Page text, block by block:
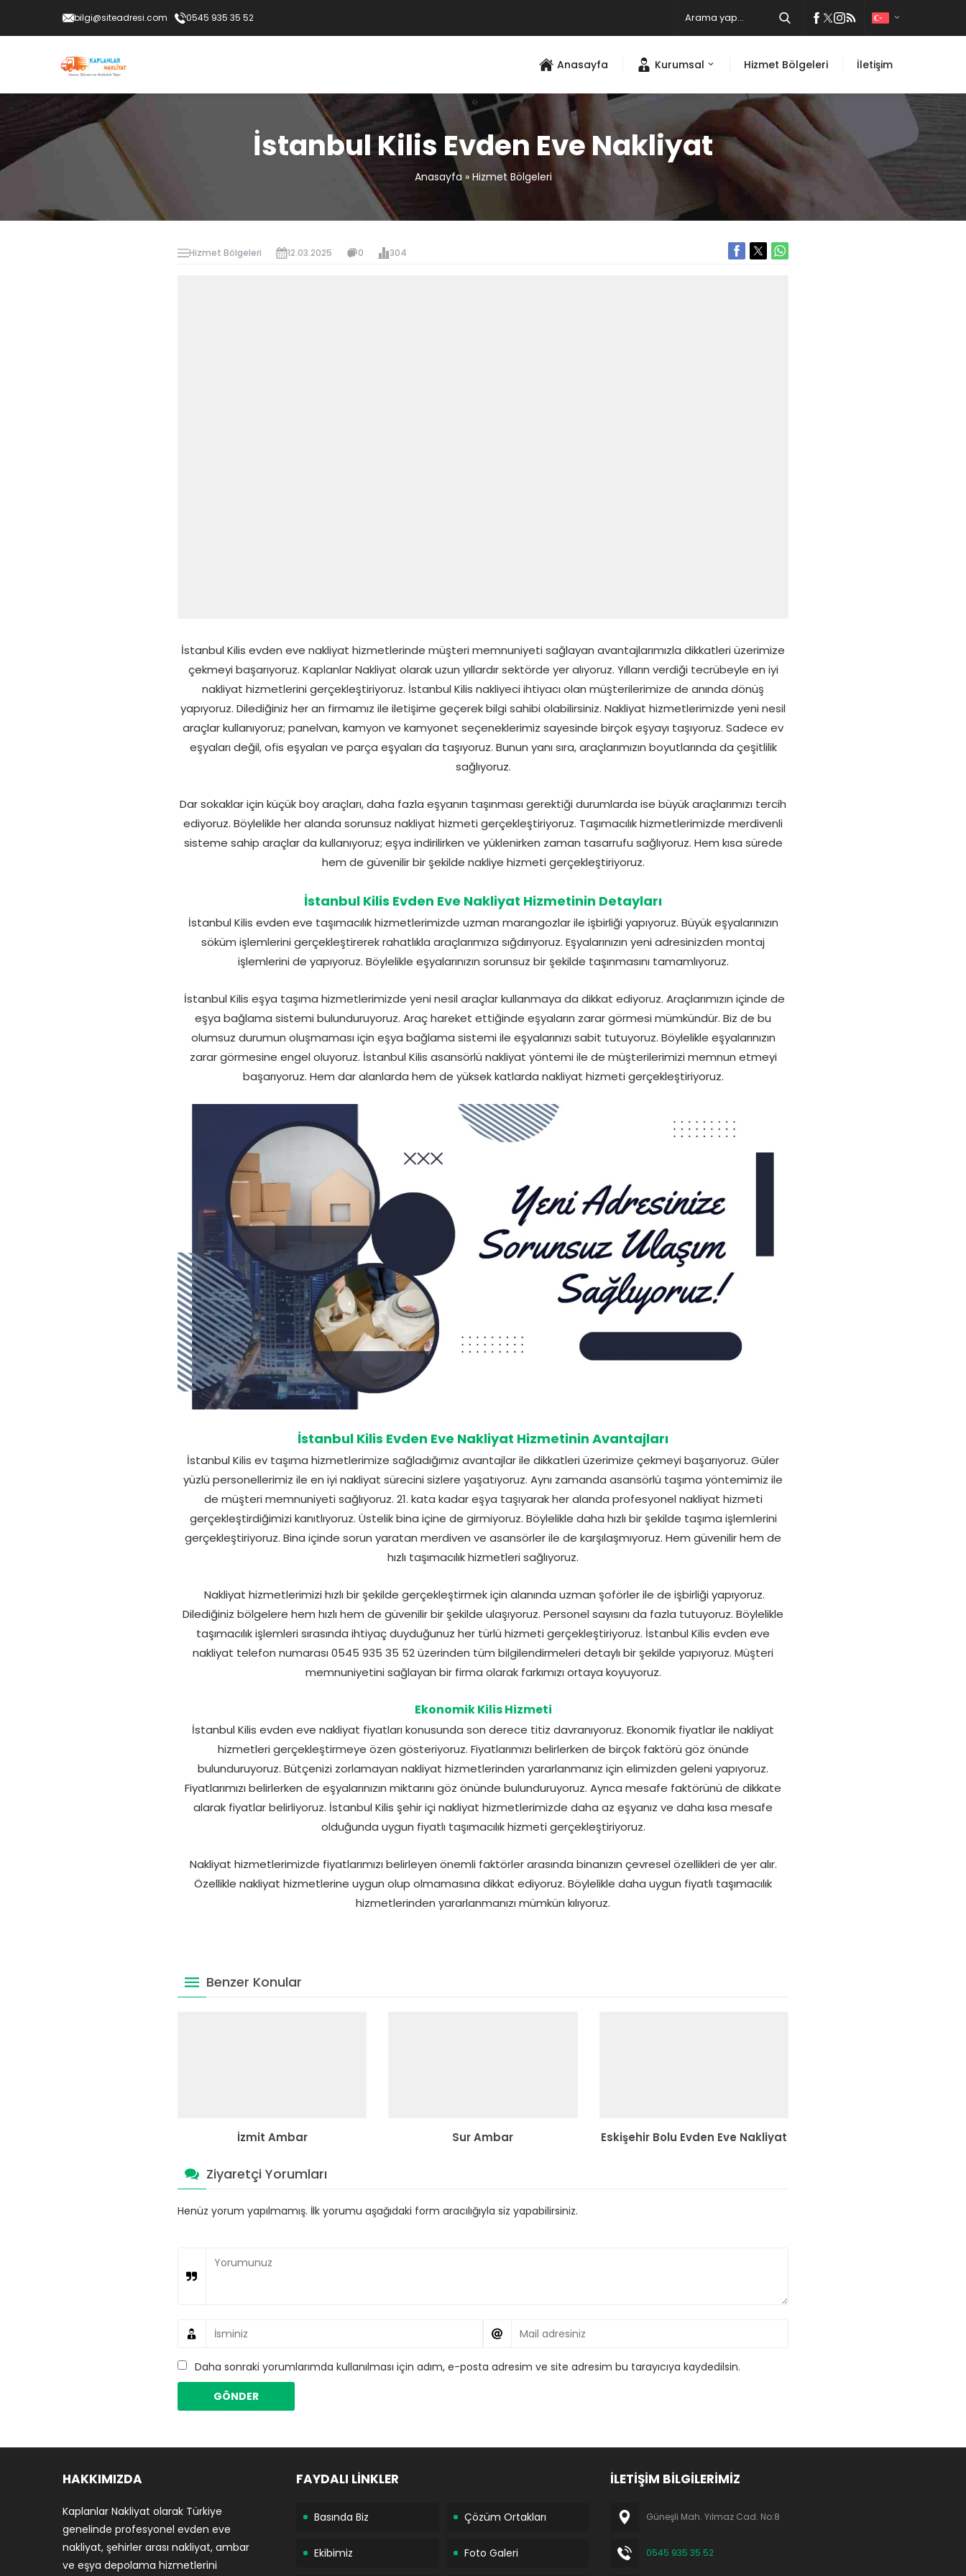
bilgi@siteadresi.com 0545 935 35 52
Anasayfa Kurumsal Hizmet Bölgeleri İletişim
İstanbul Kilis Evden Eve Nakliyat
Anasayfa» Hizmet Bölgeleri
Hizmet Bölgeleri 12.03.2025 0 304
İstanbul Kilis evden eve nakliyat hizmetlerinde müşteri memnuniyeti sağlayan avantajlarımızla dikkatleri üzerimize
çekmeyi başarıyoruz. Kaplanlar Nakliyat olarak uzun yıllardır sektörde yer alıyoruz. Yılların verdiği tecrübeyle en iyi
nakliyat hizmetlerini gerçekleştiriyoruz. İstanbul Kilis nakliyeci ihtiyacı olan müşterilerimize de anında dönüş
yapıyoruz. Dilediğiniz her an firmamız ile iletişime geçerek bilgi sahibi olabilirsiniz. Nakliyat hizmetlerimizde yeni nesil
araçlar kullanıyoruz; panelvan, kamyon ve kamyonet seçeneklerimiz sayesinde birçok eşyayı taşıyoruz. Sadece ev
eşyaları değil, ofis eşyaları ve parça eşyaları da taşıyoruz. Bunun yanı sıra, araçlarımızın boyutlarında da çeşitlilik
sağlıyoruz.
Dar sokaklar için küçük boy araçları, daha fazla eşyanın taşınması gerektiği durumlarda ise büyük araçlarımızı tercih
ediyoruz. Böylelikle her alanda sorunsuz nakliyat hizmeti gerçekleştiriyoruz. Taşımacılık hizmetlerimizde merdivenli
sisteme sahip araçlar da kullanıyoruz; eşya indirilirken ve yüklenirken zaman tasarrufu sağlıyoruz. Hem kısa sürede
hem de güvenilir bir şekilde nakliye hizmeti gerçekleştiriyoruz.
İstanbul Kilis Evden Eve Nakliyat Hizmetinin Detayları
İstanbul Kilis evden eve taşımacılık hizmetlerimizde uzman marangozlar ile işbirliği yapıyoruz. Büyük eşyalarınızın
söküm işlemlerini gerçekleştirerek rahatlıkla araçlarımıza sığdırıyoruz. Eşyalarınızın yeni adresinizden montaj
işlemlerini de yapıyoruz. Böylelikle eşyalarınızın sorunsuz bir şekilde taşınmasını tamamlıyoruz.
İstanbul Kilis eşya taşıma hizmetlerimizde yeni nesil araçlar kullanmaya da dikkat ediyoruz. Araçlarımızın içinde de
eşya bağlama sistemi bulunduruyoruz. Araç hareket ettiğinde eşyaların zarar görmesi mümkündür. Biz de bu
olumsuz durumun oluşmaması için eşya bağlama sistemi ile eşyalarınızı sabit tutuyoruz. Böylelikle eşyalarınızın
zarar görmesine engel oluyoruz. İstanbul Kilis asansörlü nakliyat yöntemi ile de müşterilerimizi memnun etmeyi
başarıyoruz. Hem dar alanlarda hem de yüksek katlarda nakliyat hizmeti gerçekleştiriyoruz.
İstanbul Kilis Evden Eve Nakliyat Hizmetinin Avantajları
İstanbul Kilis ev taşıma hizmetlerimize sağladığımız avantajlar ile dikkatleri üzerimize çekmeyi başarıyoruz. Güler
yüzlü personellerimiz ile en iyi nakliyat sürecini sizlere yaşatıyoruz. Aynı zamanda asansörlü taşıma yöntemimiz ile
de müşteri memnuniyeti sağlıyoruz. 21. kata kadar eşya taşıyarak her alanda profesyonel nakliyat hizmeti
gerçekleştirdiğimizi kanıtlıyoruz. Üstelik bina içine de girmiyoruz. Böylelikle daha hızlı bir şekilde taşıma işlemlerini
gerçekleştiriyoruz. Bina içinde sorun yaratan merdiven ve asansörler ile de karşılaşmıyoruz. Hem güvenilir hem de
hızlı taşımacılık hizmetleri sağlıyoruz.
Nakliyat hizmetlerimizi hızlı bir şekilde gerçekleştirmek için alanında uzman şoförler ile de işbirliği yapıyoruz.
Dilediğiniz bölgelere hem hızlı hem de güvenilir bir şekilde ulaşıyoruz. Personel sayısını da fazla tutuyoruz. Böylelikle
taşımacılık işlemleri sırasında ihtiyaç duyduğunuz her türlü hizmeti gerçekleştiriyoruz. İstanbul Kilis evden eve
nakliyat telefon numarası 0545 935 35 52 üzerinden tüm bilgilendirmeleri detaylı bir şekilde yapıyoruz. Müşteri
memnuniyetini sağlayan bir firma olarak farkımızı ortaya koyuyoruz.
Ekonomik Kilis Hizmeti
İstanbul Kilis evden eve nakliyat fiyatları konusunda son derece titiz davranıyoruz. Ekonomik fiyatlar ile nakliyat
hizmetleri gerçekleştirmeye özen gösteriyoruz. Fiyatlarımızı belirlerken de birçok faktörü göz önünde
bulunduruyoruz. Bütçenizi zorlamayan nakliyat hizmetlerinden yararlanmanız için elimizden geleni yapıyoruz.
Fiyatlarımızı belirlerken de eşyalarınızın miktarını göz önünde bulunduruyoruz. Ayrıca mesafe faktörünü de dikkate
alarak fiyatlar belirliyoruz. İstanbul Kilis şehir içi nakliyat hizmetlerimizde daha az eşyanız ve daha kısa mesafe
olduğunda uygun fiyatlı taşımacılık hizmeti gerçekleştiriyoruz.
Nakliyat hizmetlerimizde fiyatlarımızı belirleyen önemli faktörler arasında binanızın çevresel özellikleri de yer alır.
Özellikle nakliyat hizmetlerine uygun olup olmamasına dikkat ediyoruz. Böylelikle daha uygun fiyatlı taşımacılık
hizmetlerinden yararlanmanızı mümkün kılıyoruz.
Benzer Konular
İzmit Ambar Sur Ambar Eskişehir Bolu Evden Eve Nakliyat
Ziyaretçi Yorumları
Henüz yorum yapılmamış. İlk yorumu aşağıdaki form aracılığıyla siz yapabilirsiniz.
Daha sonraki yorumlarımda kullanılması için adım, e-posta adresim ve site adresim bu tarayıcıya kaydedilsin.
HAKKIMIZDA
Kaplanlar Nakliyat olarak Türkiye
genelinde profesyonel evden eve
nakliyat, şehirler arası nakliyat, ambar
ve eşya depolama hizmetlerini
FAYDALI LİNKLER
Basında Biz Çözüm Ortakları
Ekibimiz Foto Galeri
İLETİŞİM BİLGİLERİMİZ
Güneşli Mah. Yılmaz Cad. No:8
0545 935 35 52